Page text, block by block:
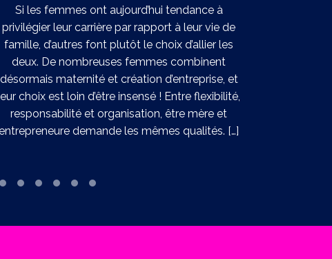
Si les femmes ont aujourd’hui tendance à
privilégier leur carrière par rapport à leur vie de
famille, d’autres font plutôt le choix d’allier les
deux. De nombreuses femmes combinent
désormais maternité et création d’entreprise, et
choix est loin d’être insensé ! Entre flexibilité,
responsabilité et organisation, être mère et
demande les mêmes qualités. […]